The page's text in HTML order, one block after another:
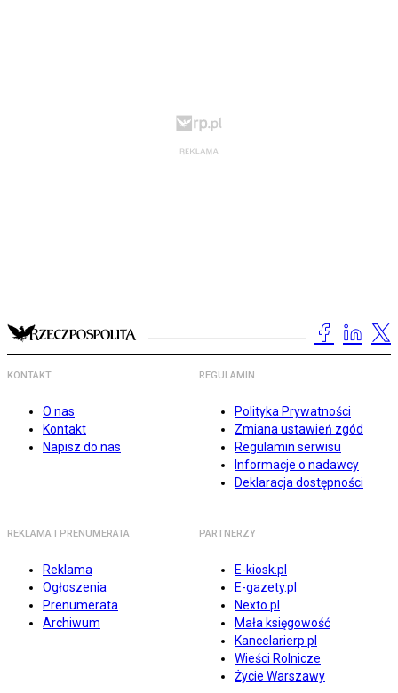
KONTAKT
O nas
Kontakt
Napisz do nas
REGULAMIN
Polityka Prywatności
Zmiana ustawień zgód
Regulamin serwisu
Informacje o nadawcy
Deklaracja dostępności
REKLAMA I PRENUMERATA
Reklama
Ogłoszenia
Prenumerata
Archiwum
PARTNERZY
E-kiosk.pl
E-gazety.pl
Nexto.pl
Mała księgowość
Kancelarierp.pl
Wieści Rolnicze
Życie Warszawy